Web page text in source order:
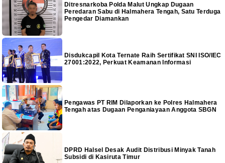
Ditresnarkoba Polda Malut Ungkap Dugaan
Peredaran Sabu di Halmahera Tengah, Satu Terduga
Pengedar Diamankan
Disdukcapil Kota Ternate Raih Sertifikat SNI ISO/IEC
27001:2022, Perkuat Keamanan Informasi
Pengawas PT RIM Dilaporkan ke Polres Halmahera
Tengah atas Dugaan Penganiayaan Anggota SBGN
DPRD Halsel Desak Audit Distribusi Minyak Tanah
Subsidi di Kasiruta Timur